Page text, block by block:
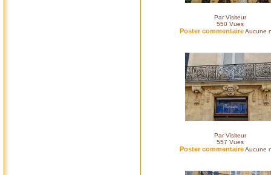
Par Visiteur
550 Vues
Poster commentaireAucune
Par Visiteur
557 Vues
Poster commentaireAucune